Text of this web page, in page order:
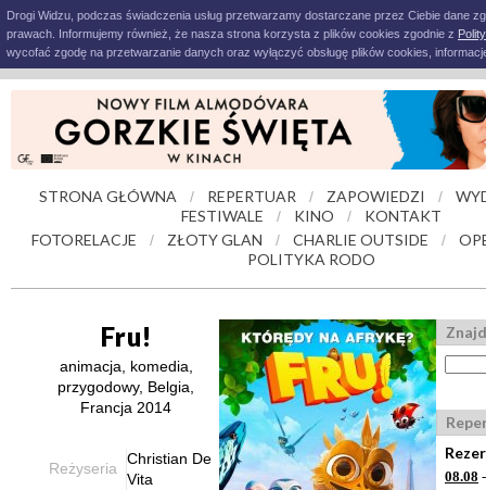
Drogi Widzu, podczas świadczenia usług przetwarzamy dostarczane przez Ciebie dane
prawach. Informujemy również, że nasza strona korzysta z plików cookies zgodnie z
wycofać zgodę na przetwarzanie danych oraz wyłączyć obsługę plików cookies,
STRONA GŁÓWNA / REPERTUAR / ZAPOWIEDZI /
FESTIWALE
/ KINO /
KONTAKT
FOTORELACJE
/ ZŁOTY GLAN / CHARLIE OUTSIDE /
POLITYKA RODO
Fru!
animacja, komedia,
przygodowy, Belgia,
Francja 2014
Reżyseria
Christian De
Vita
08.08